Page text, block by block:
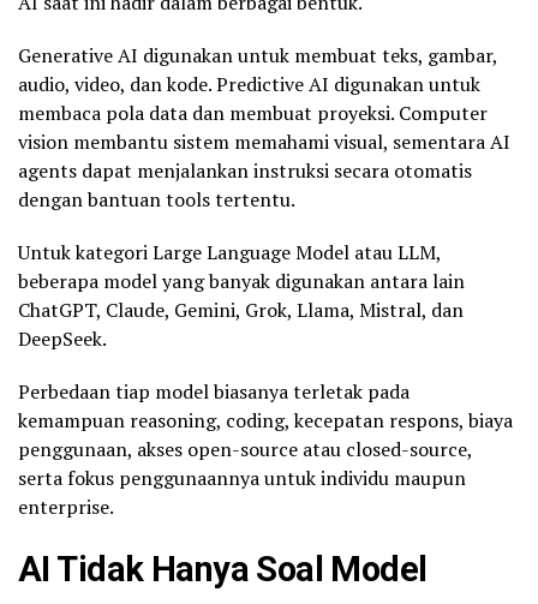
Generative AI digunakan untuk membuat teks, gambar,
audio, video, dan kode. Predictive AI digunakan untuk
membaca pola data dan membuat proyeksi. Computer
vision membantu sistem memahami visual, sementara AI
agents dapat menjalankan instruksi secara otomatis
dengan bantuan tools tertentu.
Untuk kategori Large Language Model atau LLM,
beberapa model yang banyak digunakan antara lain
ChatGPT, Claude, Gemini, Grok, Llama, Mistral, dan
DeepSeek.
Perbedaan tiap model biasanya terletak pada
kemampuan reasoning, coding, kecepatan respons, biaya
penggunaan, akses open-source atau closed-source,
serta fokus penggunaannya untuk individu maupun
enterprise.
AI Tidak Hanya Soal Model